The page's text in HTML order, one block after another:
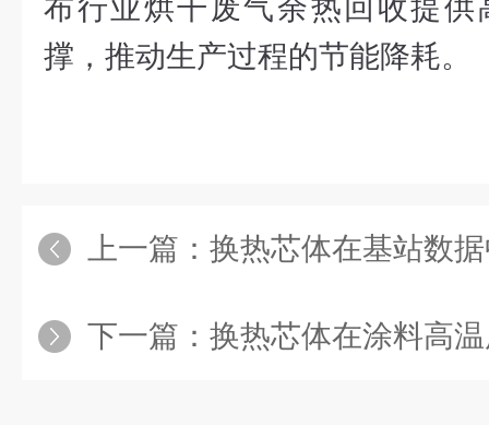
布行业烘干废气余热回收提供
撑，推动生产过程的节能降耗。
上一篇： 换热芯体在基站数据
下一篇： 换热芯体在涂料高温废